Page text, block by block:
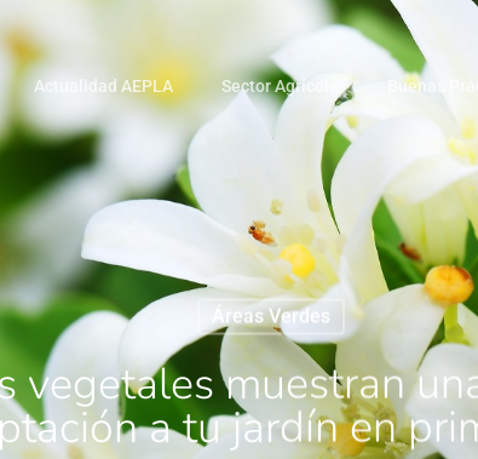
Actualidad AEPLA Sector Agrícola Buenas
Áreas Verdes
vegetales muestran
a tu jardín en